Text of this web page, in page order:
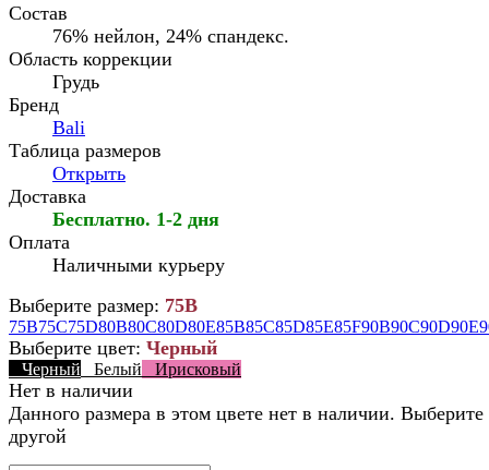
Состав
76% нейлон, 24% спандекс.
Область коррекции
Грудь
Бренд
Bali
Таблица размеров
Открыть
Доставка
Бесплатно. 1-2 дня
Оплата
Наличными курьеру
Выберите размер: 75B
75B75C75D80B80C80D80E85B85C85D85E85F90B90C90D90E
Выберите цвет: Черный
Черный Белый Ирисковый
Нет в наличии
Данного размера в этом цвете нет в наличии. Выберите
другой